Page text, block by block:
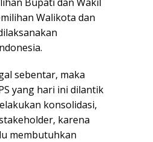
Walikota dan
sebentar, maka
yang hari ini dilantik
konsolidasi,
karena
membutuhkan